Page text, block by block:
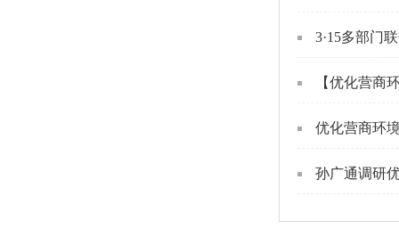
3·15多部门
【优化营商
优化营商环
孙广通调研